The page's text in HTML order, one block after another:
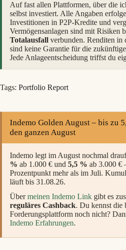
Auf fast allen Plattformen, über die
selbst investiert. Alle Angaben
Investitionen in P2P-Kredite und
Vermögensanlagen sind mit Risiken
Totalausfall verbunden. Renditen in
sind keine Garantie für die
Jede Anlageentscheidung triffst du
Tags: Portfolio Report
Indemo Golden August – bis zu
den ganzen August
Indemo legt im August nochmal
% ab 1.000 € und 5,5 % ab 3.000 €
Prozentpunkt mehr als im Juli.
läuft bis 31.08.26.
Übermeinen Indemo Link gibt es
reguläres Cashback. Du kennst die
Forderungsplattform noch nicht?
Indemo Erfahrungen.